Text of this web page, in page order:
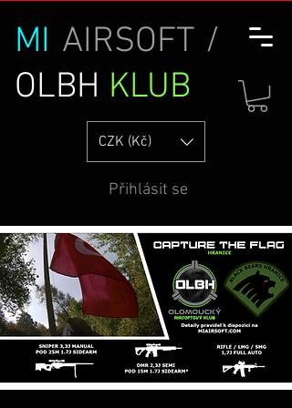
MI AIRSOFT /
OLBH KLUB
Přihlásit se
CZK (Kč)